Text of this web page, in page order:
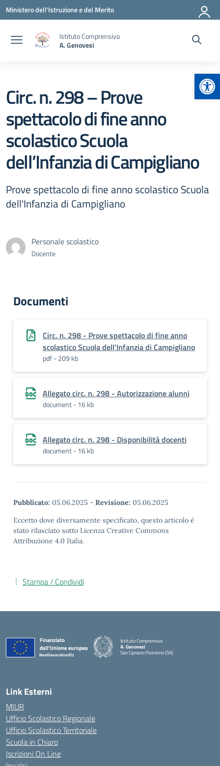
Vai ai contenuti
Vai al menu di navigazione
Vai al footer
Ministero dell'Istruzione e del Merito
Istituto Comprensivo
A. Genovesi
Circ. n. 298 – Prove
spettacolo di fine anno
scolastico Scuola
dell’Infanzia di Campigliano
Prove spettacolo di fine anno scolastico Scuola
dell'Infanzia di Campigliano
Personale scolastico
Docente
Documenti
Circ. n. 298 - Prove spettacolo di fine anno
scolastico Scuola dell'Infanzia di Campigliano
pdf - 209 kb
Allegato circ. n. 298 - Autorizzazione alunni
document - 16 kb
Allegato circ. n. 298 - Disponibilità docenti
document - 16 kb
Pubblicato: 05.06.2025 - Revisione: 05.06.2025
Eccetto dove diversamente specificato, questo articolo è
stato rilasciato sotto Licenza Creative Commons
Attribuzione 4.0 Italia.
Stampa / Condividi
Istituto Comprensivo
A. Genovesi
San Cipriano Picentino (SA)
— Visita la pagina iniziale della scuola
Link Esterni
MIUR
Ufficio Scolastico Regionale
Ufficio Scolastico Territoriale
Scuola in Chiaro
Iscrizioni On Line